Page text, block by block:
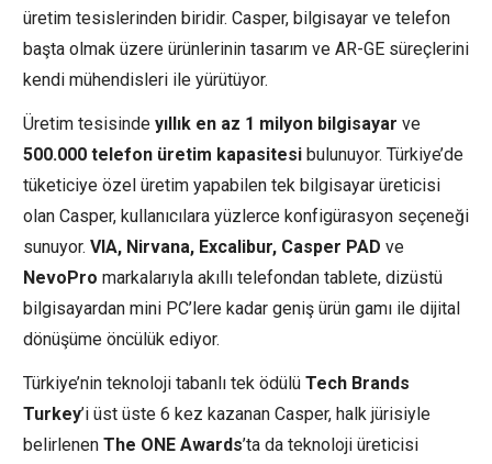
üretim tesislerinden biridir. Casper, bilgisayar ve telefon
başta olmak üzere ürünlerinin tasarım ve AR-GE süreçlerini
kendi mühendisleri ile yürütüyor.
Üretim tesisinde yıllık en az 1 milyon bilgisayar ve
500.000 telefon üretim kapasitesi bulunuyor. Türkiye’de
tüketiciye özel üretim yapabilen tek bilgisayar üreticisi
olan Casper, kullanıcılara yüzlerce konfigürasyon seçeneği
sunuyor. VIA, Nirvana, Excalibur, Casper PAD ve
NevoPro markalarıyla akıllı telefondan tablete, dizüstü
bilgisayardan mini PC’lere kadar geniş ürün gamı ile dijital
dönüşüme öncülük ediyor.
Türkiye’nin teknoloji tabanlı tek ödülü Tech Brands
Turkey’i üst üste 6 kez kazanan Casper, halk jürisiyle
belirlenen The ONE Awards’ta da teknoloji üreticisi